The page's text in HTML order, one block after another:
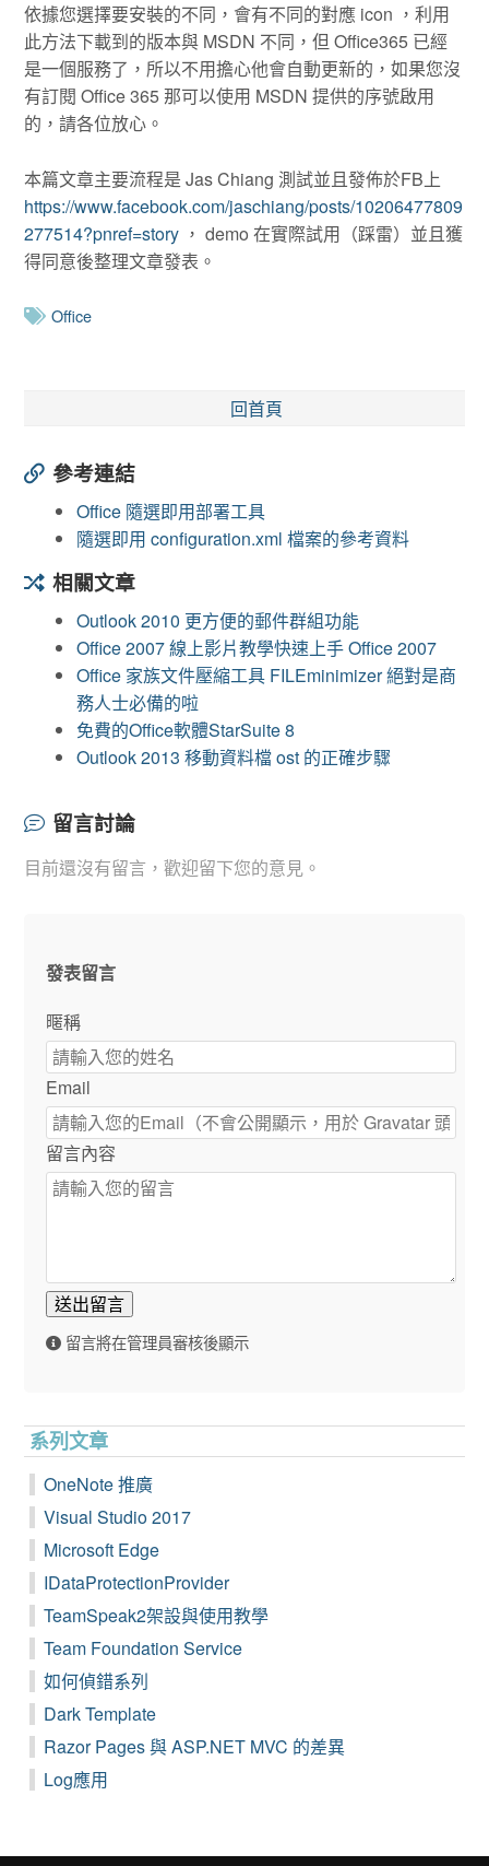
依據您選擇要安裝的不同，會有不同的對應 icon ，利用
此方法下載到的版本與 MSDN 不同，但 Office365 已經
是一個服務了，所以不用擔心他會自動更新的，如果您沒
有訂閱 Office 365 那可以使用 MSDN 提供的序號啟用
的，請各位放心。
本篇文章主要流程是 Jas Chiang 測試並且發佈於FB上
https://www.facebook.com/jaschiang/posts/10206477809
277514?pnref=story ， demo 在實際試用（踩雷）並且獲
得同意後整理文章發表。
Office
回首頁
參考連結
Office 隨選即用部署工具
隨選即用 configuration.xml 檔案的參考資料
相關文章
Outlook 2010 更方便的郵件群組功能
Office 2007 線上影片教學快速上手 Office 2007
Office 家族文件壓縮工具 FILEminimizer 絕對是商
務人士必備的啦
免費的Office軟體StarSuite 8
Outlook 2013 移動資料檔 ost 的正確步驟
留言討論
目前還沒有留言，歡迎留下您的意見。
發表留言
暱稱
Email
留言內容
送出留言
留言將在管理員審核後顯示
系列文章
OneNote 推廣
Visual Studio 2017
Microsoft Edge
IDataProtectionProvider
TeamSpeak2架設與使用教學
Team Foundation Service
如何偵錯系列
Dark Template
Razor Pages 與 ASP.NET MVC 的差異
Log應用